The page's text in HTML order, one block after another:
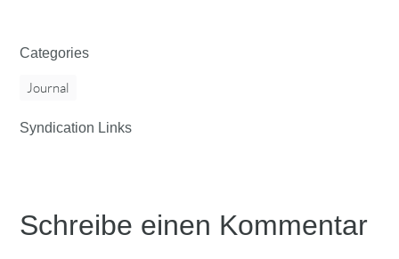
Categories
Journal
Syndication Links
Schreibe einen Kommentar